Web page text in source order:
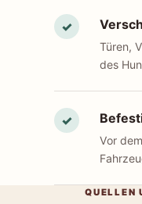
✓
Türen,
des
✓
Vor
QUELLEN